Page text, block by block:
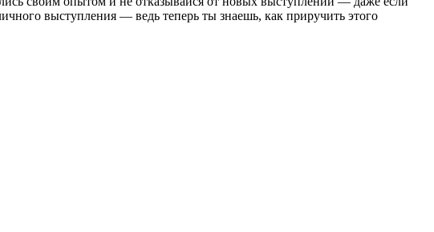
выступления — ведь теперь ты знаешь, как приручить этого